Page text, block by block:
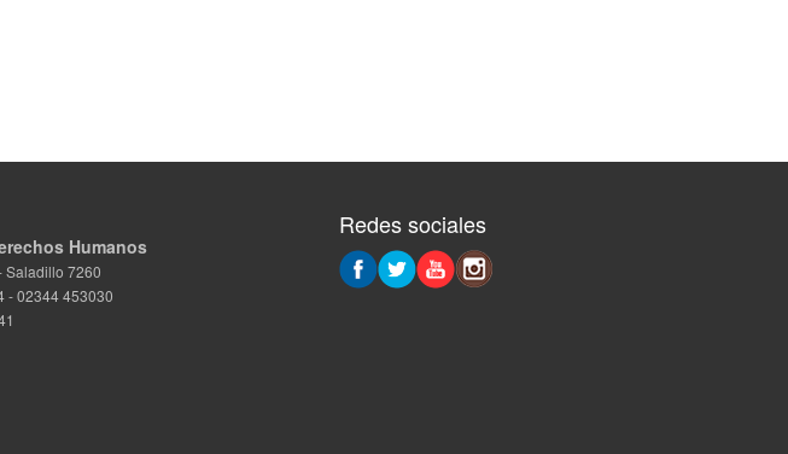
Humanos
Saladillo 7260
- 02344 453030
Redes sociales